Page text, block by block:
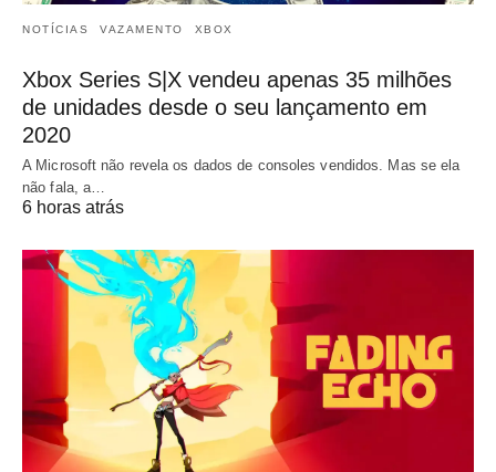
NOTÍCIAS VAZAMENTO XBOX
Xbox Series S|X vendeu apenas 35 milhões
de unidades desde o seu lançamento em
2020
A Microsoft não revela os dados de consoles vendidos. Mas se ela
não fala, a…
6 horas atrás